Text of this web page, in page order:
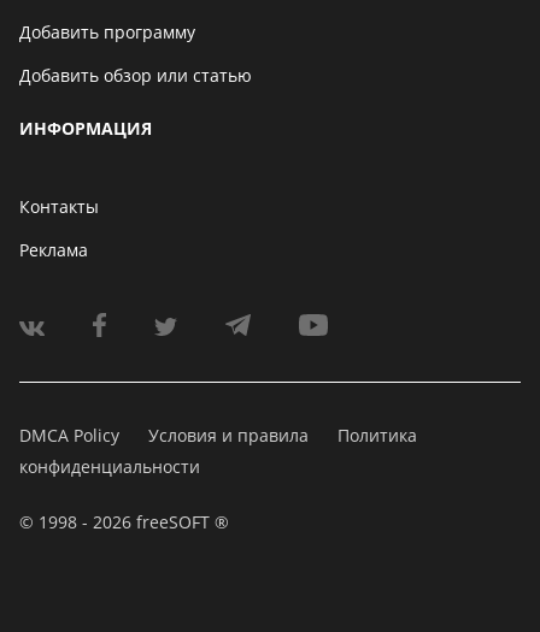
Добавить программу
Добавить обзор или статью
ИНФОРМАЦИЯ
Контакты
Реклама
DMCA Policy Условия и правила
Политика
конфиденциальности
© 1998 - 2026 freeSOFT ®